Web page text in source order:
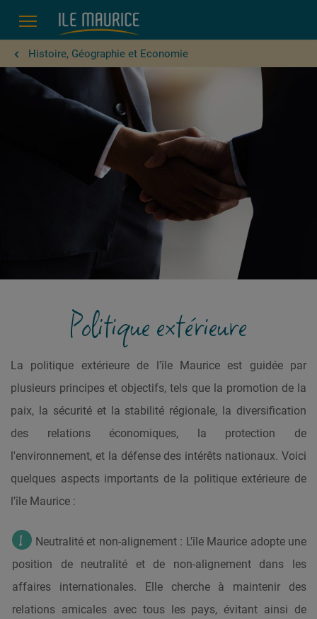
Histoire, Géographie et Economie
Politique extérieure
Politique extérieure
La politique extérieure de l'île Maurice est guidée par
plusieurs principes et objectifs, tels que la promotion de la
paix, la sécurité et la stabilité régionale, la diversification
des relations économiques, la protection de
l'environnement, et la défense des intérêts nationaux. Voici
quelques aspects importants de la politique extérieure de
l'île Maurice :
Neutralité et non-alignement : L'île Maurice adopte une
position de neutralité et de non-alignement dans les
affaires internationales. Elle cherche à maintenir des
relations amicales avec tous les pays, évitant ainsi de